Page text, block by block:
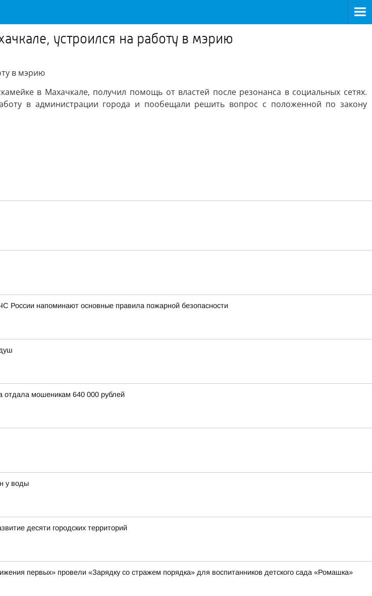
устроился на работу в мэрию
в мэрию
в Махачкале, получил помощь от властей после резонанса в социальных сетях.
в администрации города и пообещали решить вопрос с положенной по закону
России напоминают основные правила пожарной безопасности
отдала мошеникам 640 000 рублей
у воды
десяти городских территорий
первых» провели «Зарядку со стражем порядка» для воспитанников детского сада «Ромашка»